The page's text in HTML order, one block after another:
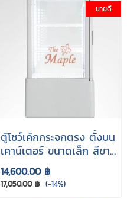
ขายดี
ตู้โชว์เค้กกระจกตรง ตั้งบน
เคาน์เตอร์ ขนาดเล็ก สีขาว
AC-58
14,600.00 ฿
17,050.00 ฿ (-14%)